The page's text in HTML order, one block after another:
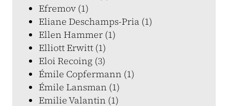
Efremov (1)
Eliane Deschamps-Pria (1)
Ellen Hammer (1)
Elliott Erwitt (1)
Eloi Recoing (3)
Émile Copfermann (1)
Émile Lansman (1)
Emilie Valantin (1)